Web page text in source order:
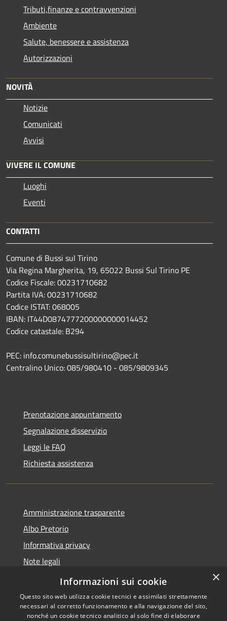
Tributi,finanze e contravvenzioni
Ambiente
Salute, benessere e assistenza
Autorizzazioni
NOVITÀ
Notizie
Comunicati
Avvisi
VIVERE IL COMUNE
Luoghi
Eventi
CONTATTI
Comune di Bussi sul Tirino
Via Regina Margherita, 19, 65022 Bussi Sul Tirino PE
Codice Fiscale: 00231710682
Partita IVA: 00231710682
Codice ISTAT: 068005
IBAN: IT44D0874777200000000014452
Codice catastale: B294
PEC: info.comunebussisultirino@pec.it
Centralino Unico: 085/980410 - 085/9809345
Prenotazione appuntamento
Segnalazione disservizio
Leggi le FAQ
Richiesta assistenza
Amministrazione trasparente
Albo Pretorio
Informativa privacy
Note legali
Dichiarazione di accessibilità
×
Informazioni sui cookie
Questo sito web utilizza cookie tecnici e assimilati strettamente
necessari al corretto funzionamento e alla navigazione del sito,
nonché un cookie tecnico analitico al solo fine di elaborare